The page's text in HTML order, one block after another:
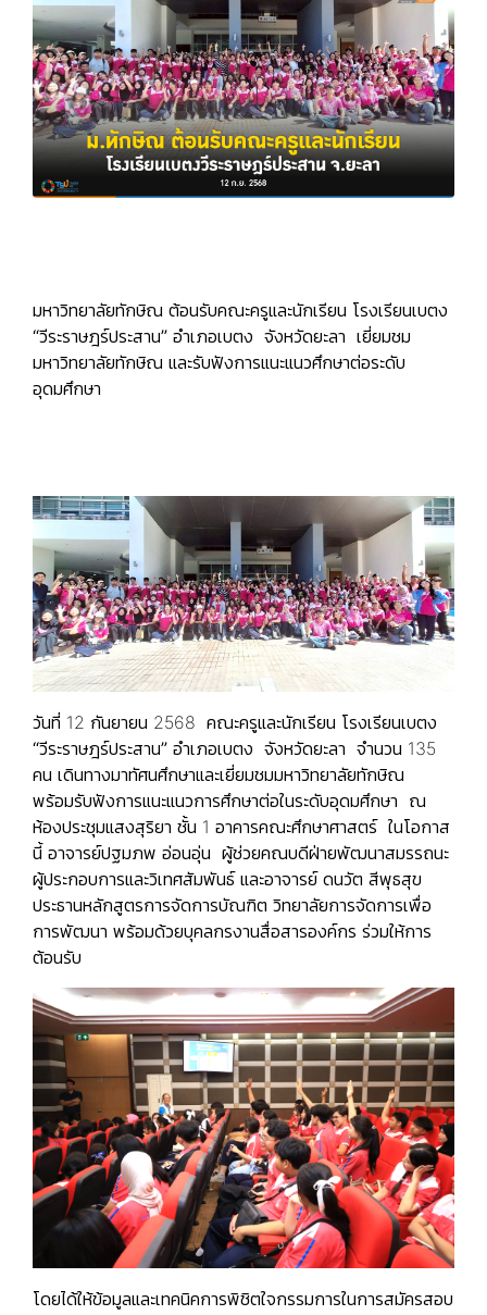
มหาวิทยาลัยทักษิณ ต้อนรับคณะครูและนักเรียน โรงเรียนเบตง
“วีระราษฎร์ประสาน” อำเภอเบตง จังหวัดยะลา เยี่ยมชม
มหาวิทยาลัยทักษิณ และรับฟังการแนะแนวศึกษาต่อระดับ
อุดมศึกษา
วันที่ 12 กันยายน 2568 คณะครูและนักเรียน โรงเรียนเบตง
“วีระราษฎร์ประสาน” อำเภอเบตง จังหวัดยะลา จำนวน 135
คน เดินทางมาทัศนศึกษาและเยี่ยมชมมหาวิทยาลัยทักษิณ
พร้อมรับฟังการแนะแนวการศึกษาต่อในระดับอุดมศึกษา ณ
ห้องประชุมแสงสุริยา ชั้น 1 อาคารคณะศึกษาศาสตร์ ในโอกาส
นี้ อาจารย์ปฐมภพ อ่อนอุ่น ผู้ช่วยคณบดีฝ่ายพัฒนาสมรรถนะ
ผู้ประกอบการและวิเทศสัมพันธ์ และอาจารย์ ดนวัต สีพุธสุข
ประธานหลักสูตรการจัดการบัณฑิต วิทยาลัยการจัดการเพื่อ
การพัฒนา พร้อมด้วยบุคลกรงานสื่อสารองค์กร ร่วมให้การ
ต้อนรับ
โดยได้ให้ข้อมูลและเทคนิคการพิชิตใจกรรมการในการสมัครสอบ